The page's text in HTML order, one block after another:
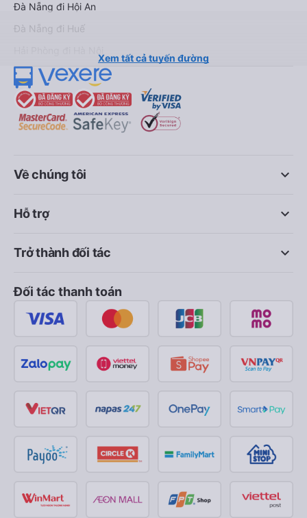
Đà Nẵng đi Hội An
Đà Nẵng đi Huế
Xem tất cả tuyến đường
keyboard_arrow_down
Về chúng tôi
keyboard_arrow_down
Hỗ trợ
keyboard_arrow_down
Trở thành đối tác
Đối tác thanh toán